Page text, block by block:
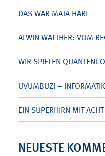
DAS WAR MATA HARI
ALWIN WALTHER: VOM
WIR SPIELEN
UVUMBUZI –
EIN SUPERHIRN MIT
NEUESTE